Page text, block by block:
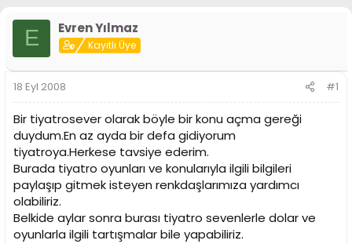
u
y
u
B
a
ş
l
a
t
a
n
a
n
ı
t
a
r
i
h
i
E Evren Yılmaz
Kayıtlı Üye
18 Eyl 2008 #1
Bir tiyatrosever olarak böyle bir konu açma gereği
duydum.En az ayda bir defa gidiyorum
tiyatroya.Herkese tavsiye ederim.
Burada tiyatro oyunları ve konularıyla ilgili bilgileri
paylaşıp gitmek isteyen renkdaşlarımıza yardımcı
olabiliriz.
Belkide aylar sonra burası tiyatro sevenlerle dolar ve
oyunlarla ilgili tartışmalar bile yapabiliriz.